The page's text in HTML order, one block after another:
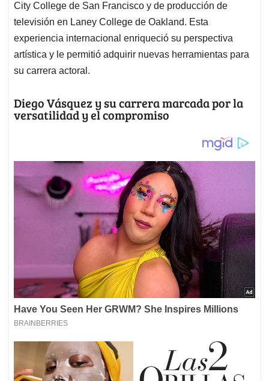
City College de San Francisco y de producción de
televisión en Laney College de Oakland. Esta
experiencia internacional enriqueció su perspectiva
artística y le permitió adquirir nuevas herramientas para
su carrera actoral. ​
Diego Vásquez y su carrera marcada por la
versatilidad y el compromiso